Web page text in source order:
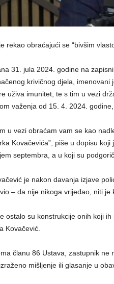
rekao obraćajući se “bivšim
31. jula 2024. godine na
krivičnog djela, imenovani
uživa imunitet, te s tim u vezi
važenja od 15. 4. 2024.
u vezi obraćam vam se kao
Kovačevića”, piše u dopisu
septembra, a u koji su
je nakon davanja izjave
– da nije nikoga vrijeđao, niti je
ostalo su konstrukcije onih koji
Kovačević.
članu 86 Ustava, zastupnik ne
mišljenje ili glasanje u